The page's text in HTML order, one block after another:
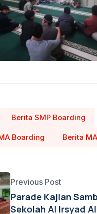
Berita SMP Boarding
Boarding Berita
Previous Post
Parade Kajian
Sekolah Al Irsyad